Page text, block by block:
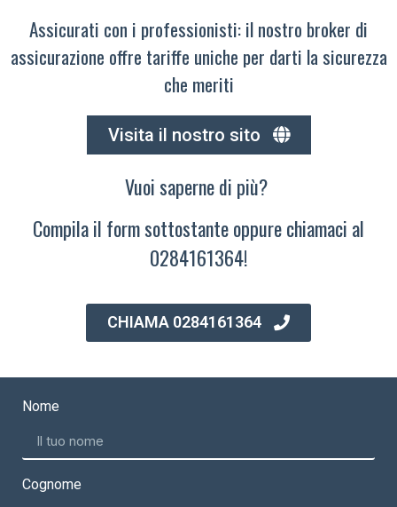
Assicurati con i professionisti: il nostro broker di
assicurazione offre tariffe uniche per darti la sicurezza
che meriti
Visita il nostro sito
Vuoi saperne di più?
Compila il form sottostante oppure chiamaci al
0284161364!
CHIAMA 0284161364
Nome
Cognome